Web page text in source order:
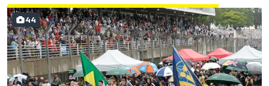
44